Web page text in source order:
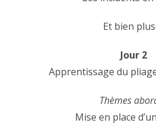
Et bien
Jour 2
Apprentissage du
Thèmes
Mise en place